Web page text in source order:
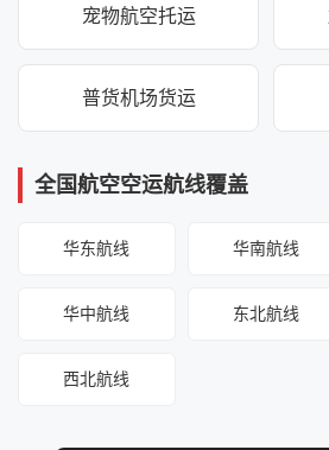
宠物航空托运
普货机场货运
全国航空空运航线覆盖
华东航线 华南航线
华中航线 东北航线
西北航线